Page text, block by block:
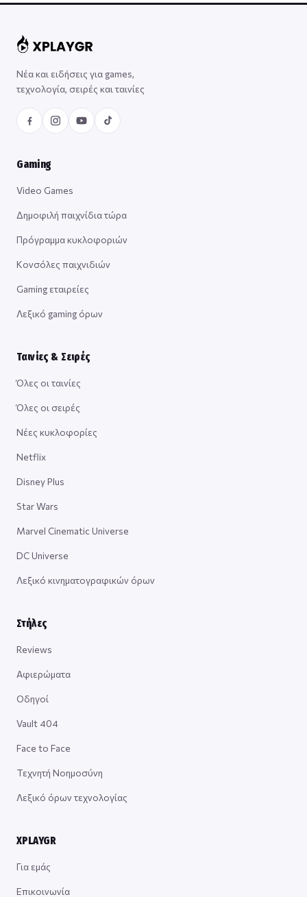
Νέα και ειδήσεις για games,
τεχνολογία, σειρές και ταινίες
Gaming
Video Games
Δημοφιλή παιχνίδια τώρα
Πρόγραμμα κυκλοφοριών
Κονσόλες παιχνιδιών
Gaming εταιρείες
Λεξικό gaming όρων
Ταινίες & Σειρές
Όλες οι ταινίες
Όλες οι σειρές
Νέες κυκλοφορίες
Netflix
Disney Plus
Star Wars
Marvel Cinematic Universe
DC Universe
Λεξικό κινηματογραφικών όρων
Στήλες
Reviews
Αφιερώματα
Οδηγοί
Vault 404
Face to Face
Τεχνητή Νοημοσύνη
Λεξικό όρων τεχνολογίας
XPLAYGR
Για εμάς
Επικοινωνία